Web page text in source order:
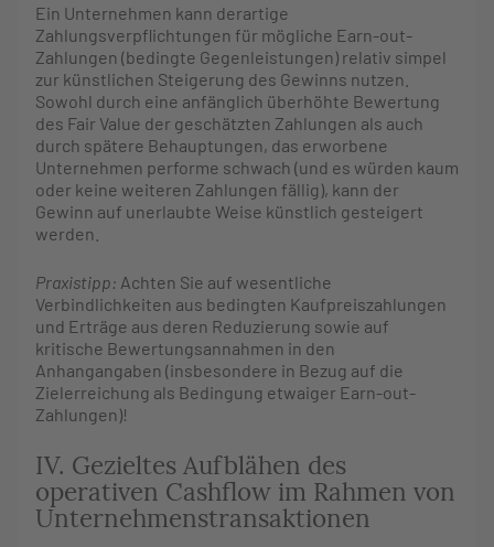
Ein Unternehmen kann derartige
Zahlungsverpflichtungen für mögliche Earn-out-
Zahlungen (bedingte Gegenleistungen) relativ simpel
zur künstlichen Steigerung des Gewinns nutzen.
Sowohl durch eine anfänglich überhöhte Bewertung
des Fair Value der geschätzten Zahlungen als auch
durch spätere Behauptungen, das erworbene
Unternehmen performe schwach (und es würden kaum
oder keine weiteren Zahlungen fällig), kann der
Gewinn auf unerlaubte Weise künstlich gesteigert
werden.
Praxistipp: Achten Sie auf wesentliche
Verbindlichkeiten aus bedingten Kaufpreiszahlungen
und Erträge aus deren Reduzierung sowie auf
kritische Bewertungsannahmen in den
Anhangangaben (insbesondere in Bezug auf die
Zielerreichung als Bedingung etwaiger Earn-out-
Zahlungen)!
IV. Gezieltes Aufblähen des
operativen Cashflow im Rahmen von
Unternehmenstransaktionen